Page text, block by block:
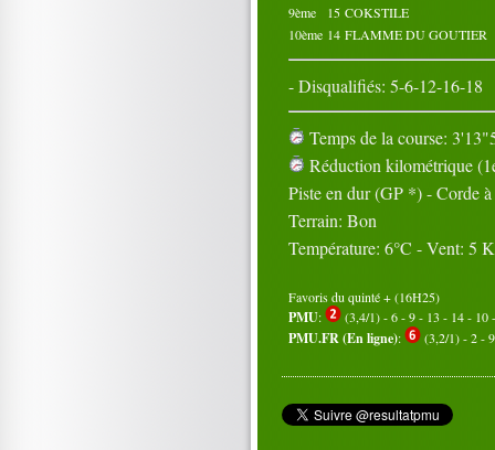
9ème
15 COKSTILE
10ème 14 FLAMME DU GOUTIER
- Disqualifiés: 5-6-12-16-18
Temps de la course:
Réduction kilométrique
Piste en dur (GP *) - Corde à
Terrain: Bon
Température: 6°C - Vent: 5
Favoris du quinté + (16H25)
PMU: (3,4/1) - 6 - 9 - 13 - 14 - 10
PMU.FR (En ligne): (3,2/1) - 2 -